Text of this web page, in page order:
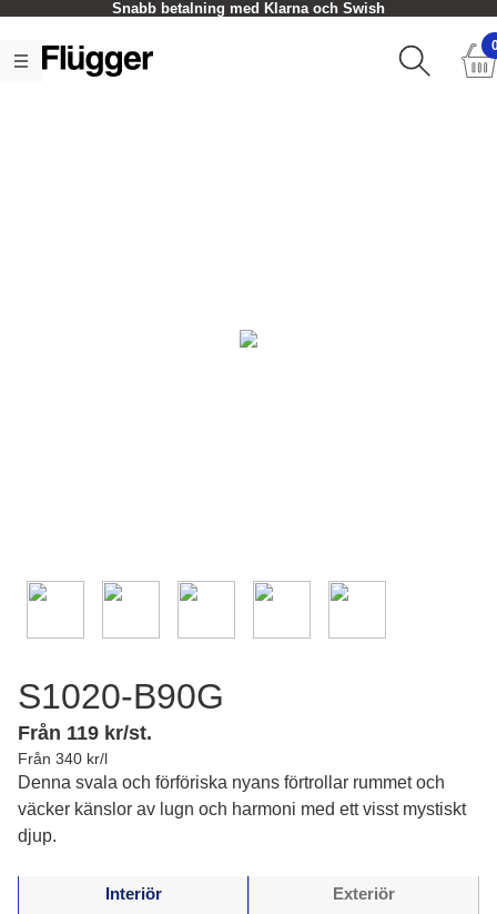
Snabb betalning med Klarna och Swish
S1020-B90G
Från 119 kr/st.
Från 340 kr/l
Denna svala och förföriska nyans förtrollar rummet och
väcker känslor av lugn och harmoni med ett visst mystiskt
djup.
Interiör Exteriör